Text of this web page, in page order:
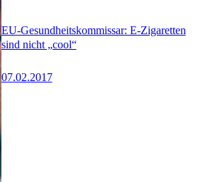
EU-Gesundheitskommissar: E-Zigaretten
sind nicht „cool“
07.02.2017